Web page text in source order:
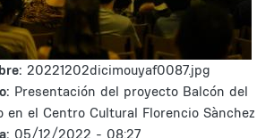
20221202dicimouyaf0087.jpg
Presentación del proyecto Balcón del
en el Centro Cultural Florencio Sànchez
05/12/2022 - 08:27